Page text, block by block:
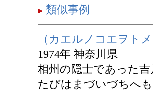
類似事例
（カエルノコエヲト
1974年 神奈川県
相州の隠士であった
たびはまづいづちへ